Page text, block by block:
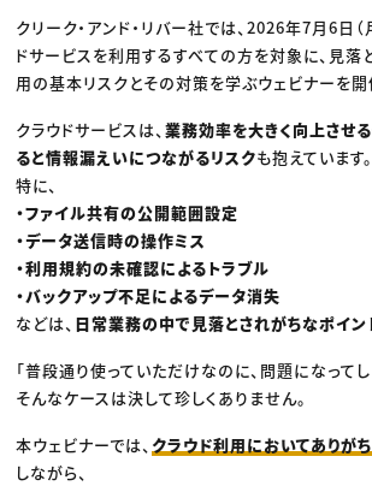
CREATIVE VILLAGEからのお知らせ
プロフェッショナル×つながる×メデ
クリーク・アンド・リバー社では、2026年7月6日（
ドサービスを利用するすべての方を対象に、見落
用の基本リスクとその対策を学ぶウェビナーを開
クラウドサービスは、業務効率を大きく向上させ
ると情報漏えいにつながるリスクも抱えています。
特に、
・ファイル共有の公開範囲設定
・データ送信時の操作ミス
・利用規約の未確認によるトラブル
・バックアップ不足によるデータ消失
などは、 日常業務の中で見落とされがちなポイン
「普段通り使っていただけなのに、問題になってし
そんなケースは決して珍しくありません。
本ウェビナーでは、 クラウド利用においてありが
しながら、